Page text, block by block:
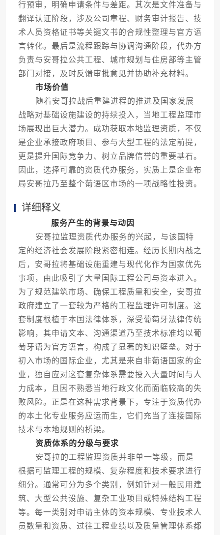
行预审，明确申请条件与差距。其次是文件准备与
翻译认证阶段，涉及公司章程、财务审计报告、技
术人员资格证书等关键文书的合规性整理与官方语
言转化。最后是流程跟踪与协调沟通阶段，代办方
负责与安哥拉公共工程、城市规划与住房部等主管
部门对接，及时反馈审批意见并协助补充材料。
市场价值
随着安哥拉战后重建进程的推进及国家发展
战略对基础设施建设的持续投入，当地工程监理市
场展现出巨大潜力。成功获取本地监理资质，不仅
是企业承接政府项目、参与大型工程的法定前提，
更是提升国际竞争力、树立品牌信誉的重要基石。
因此，选择可靠的资质代办服务，实质上是企业布
局安哥拉乃至整个葡语区市场的一项战略性投资。
详细释义
服务产生的背景与动因
安哥拉监理资质代办服务的兴起，与该国特
定的经济社会发展阶段紧密相连。经历长期内战之
后，安哥拉将基础设施重建与现代化作为国家优先
事项，由此吸引了大量国际工程公司与资本进入。
为了规范建筑市场、确保工程质量和安全，安哥拉
政府建立了一套较为严格的工程监理许可制度。这
套制度根植于本国法律体系，深受葡萄牙法律传统
影响，其申请文本、沟通渠道乃至技术标准均以葡
萄牙语为官方语言，构成了显著的知识壁垒。对于
初入市场的国际企业，尤其是来自非葡语国家的企
业，独自应对这套复杂体系需要投入大量时间与人
力成本，且因不熟悉当地行政文化而面临较高的失
败风险。正是在这种需求背景下，专注于资质代办
的本土化专业服务应运而生，它们充当了连接国际
技术与本地规则的桥梁。
资质体系的分级与要求
安哥拉的工程监理资质并非单一等级，而是
根据可监理工程的规模、复杂程度和技术要求进行
细分。通常可分为多个类别，例如针对一般民用建
筑、大型公共设施、复杂工业项目或特殊结构工程
等。每一类别对申请主体的资本规模、专业技术人
员数量和资质、过往工程业绩以及质量管理体系都